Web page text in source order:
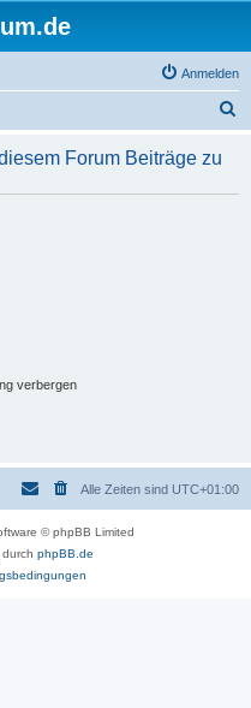
Anmelden
h
Forum Beiträge zu
verbergen
Alle Zeiten sind UTC+01:00
© phpBB Limited
phpBB.de